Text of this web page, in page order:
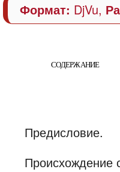
Формат: DjVu,
СОДЕРЖАНИЕ
Предисловие.
Происхождение